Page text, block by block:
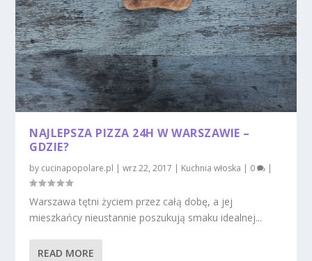
NAJLEPSZA PIZZA 24H W WARSZAWIE –
GDZIE?
by cucinapopolare.pl |wrz 22, 2017 | Kuchnia włoska | 0 |
Warszawa tętni życiem przez całą dobę, a jej
mieszkańcy nieustannie poszukują smaku idealnej...
READ MORE